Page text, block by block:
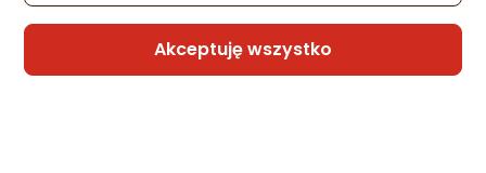
Akceptuję wszystko